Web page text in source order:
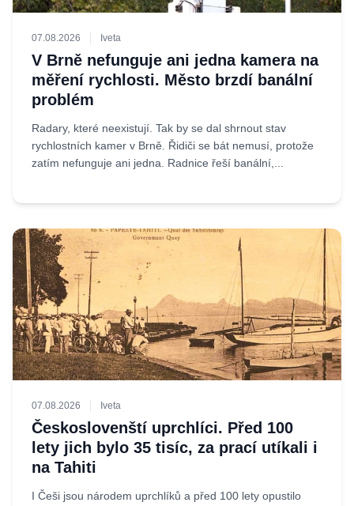
07.08.2026 Iveta
V Brně nefunguje ani jedna kamera na
měření rychlosti. Město brzdí banální
problém
Radary, které neexistují. Tak by se dal shrnout stav
rychlostních kamer v Brně. Řidiči se bát nemusí, protože
zatím nefunguje ani jedna. Radnice řeší banální,...
07.08.2026 Iveta
Českoslovenští uprchlíci. Před 100
lety jich bylo 35 tisíc, za prací utíkali i
na Tahiti
I Češi jsou národem uprchlíků a před 100 lety opustilo